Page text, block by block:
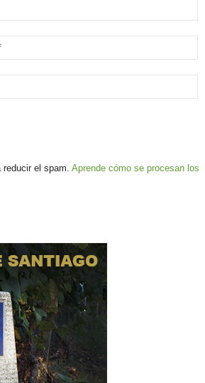
el spam. Aprende cómo se procesan los